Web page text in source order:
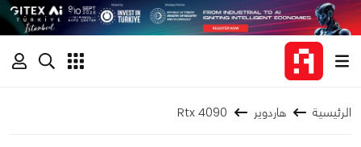
الرئيسية هاردوير Rtx 4090